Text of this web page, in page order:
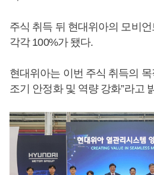
주식 취득 뒤 현대위아의 모비
각각 100%가 됐다.
현대위아는 이번 주식 취득의 목
조기 안정화 및 역량 강화”라고